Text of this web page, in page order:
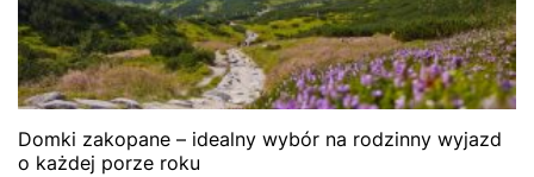
Domki zakopane – idealny wybór na rodzinny wyjazd
o każdej porze roku